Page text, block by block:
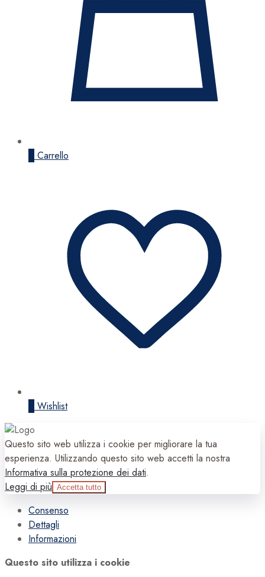
Carrello
Wishlist
Questo sito web utilizza i cookie per migliorare la tua
esperienza. Utilizzando questo sito web accetti la nostra
Informativa sulla protezione dei dati.
Leggi di più Accetta tutto
Consenso
Dettagli
Informazioni
Questo sito utilizza i cookie